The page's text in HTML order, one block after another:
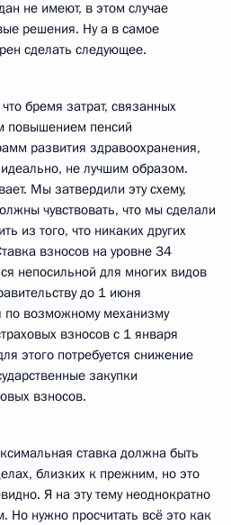
не имеют, в этом случае
решения. Ну а в самое
сделать следующее.
бремя затрат, связанных
повышением пенсий
развития здравоохранения,
не лучшим образом.
Мы затвердили эту схему,
чувствовать, что мы сделали
из того, что никаких других
взносов на уровне 34
непосильной для многих видов
до 1 июня
по возможному механизму
взносов с 1 января
этого потребуется снижение
закупки
взносов.
ставка должна быть
близких к прежним, но это
Я на эту тему неоднократно
Но нужно просчитать всё это как